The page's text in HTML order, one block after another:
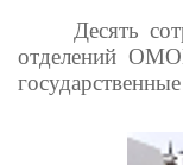
Десять
отделений